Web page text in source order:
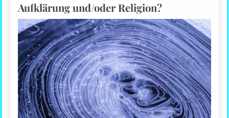
Aufklärung und/oder Religion?